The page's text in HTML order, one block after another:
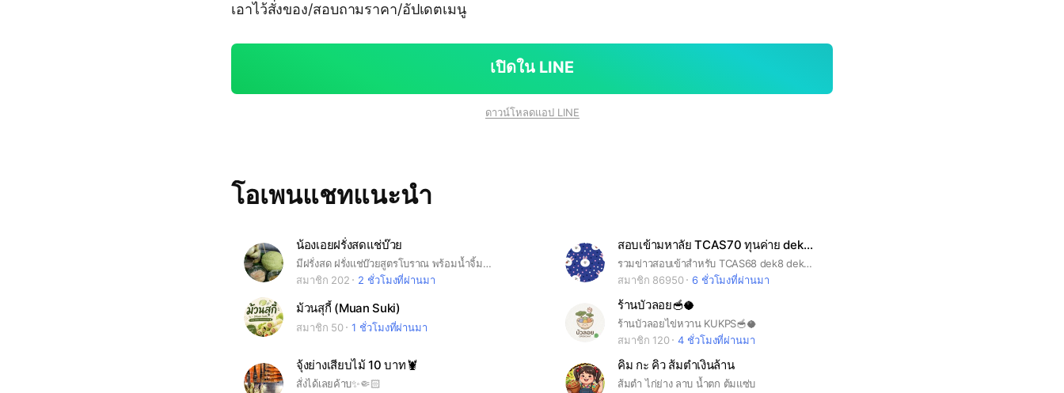
เอาไว้สั่งของ/สอบถามราคา/อัปเดตเมนู
เปิดใน LINE
ดาวน์โหลดแอป LINE
โอเพนแชทแนะนำ
น้องเอยฝรั่งสดแช่บ๊วย
มีฝรั่งสด ฝรั่งแช่บ๊วยสูตรโบราณ พร้อมน้ำจิ้มพริกเกลือ,พริกเกลือบ๊วย,พริกเกลือน้ำตาลปี๊บฟรี!!ให้เลือกอร่อยตามใจชอบ
สมาชิก 202
2 ชั่วโมงที่ผ่านมา
สอบเข้ามหาลัย TCAS70 ทุนค่าย dek70
รวมข่าวสอบเข้าสำหรับ TCAS68 dek8 dek69 รับตรง ทุน ค่าย
สมาชิก 86950
6 ชั่วโมงที่ผ่านมา
ม้วนสุกี้ (Muan Suki)
สมาชิก 50 1 ชั่วโมงที่ผ่านมา
ร้านบัวลอย🥣🥥
ร้านบัวลอยไข่หวาน KUKPS🥣🥥
สมาชิก 120
4 ชั่วโมงที่ผ่านมา
จุ้งย่างเสียบไม้ 10 บาท🦞
สั่งได้เลยค้าบ✨🤏🏻
คิม กะ คิว ส้มตำเงินล้าน
ส้มตำ ไก่ย่าง ลาบ น้ำตก ต้มแซ่บ